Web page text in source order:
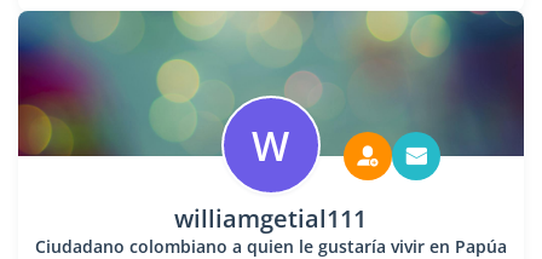
W
williamgetial111
Ciudadano colombiano a quien le gustaría vivir en Papúa